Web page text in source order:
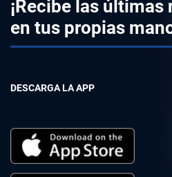
¡Recibe las últimas
en tus propias
DESCARGA LA APP